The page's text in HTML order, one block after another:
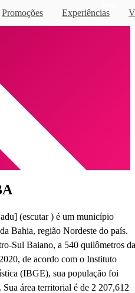
Promoções Experiências
(escutar ) é um município
Bahia, região Nordeste do país.
Sul Baiano, a 540 quilômetros da
de acordo com o Instituto
(IBGE), sua população foi
área territorial é de 2 207,612